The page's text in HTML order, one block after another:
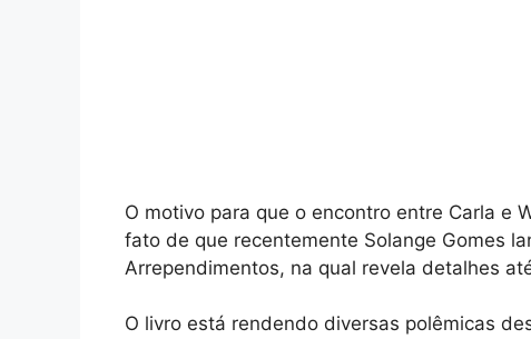
O motivo para que o encontro entre Carla e
fato de que recentemente Solange Gomes
Arrependimentos, na qual revela detalhes
O livro está rendendo diversas polêmicas